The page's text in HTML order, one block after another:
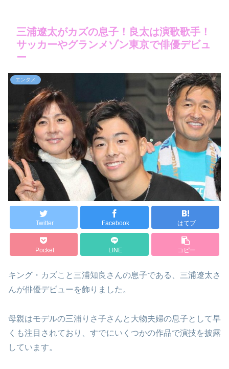
三浦遼太がカズの息子！良太は演歌歌手！
サッカーやグランメゾン東京で俳優デビュ
ー
エンタメ
Twitter Facebook はてブ
Pocket LINE コピー
キング・カズこと三浦知良さんの息子である、三浦遼太さ
んが俳優デビューを飾りました。
母親はモデルの三浦りさ子さんと大物夫婦の息子として早
くも注目されており、すでにいくつかの作品で演技を披露
しています。